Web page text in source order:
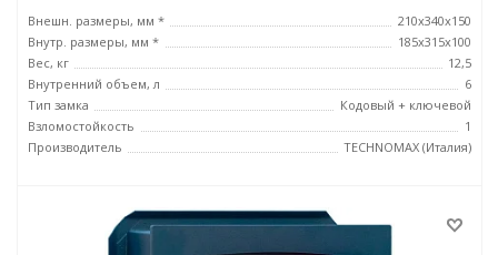
Внешн. размеры, мм *
210x340x150
Внутр. размеры, мм *
185х315х100
Вес, кг
12,5
Внутренний объем, л
6
Тип замка
Кодовый + ключевой
Взломостойкость
1
Производитель
TECHNOMAX (Италия)